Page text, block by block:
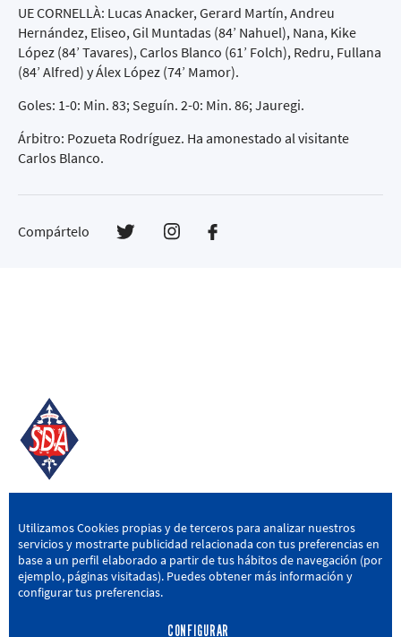
UE CORNELLÀ: Lucas Anacker, Gerard Martín, Andreu
Hernández, Eliseo, Gil Muntadas (84’ Nahuel), Nana, Kike
López (84’ Tavares), Carlos Blanco (61’ Folch), Redru, Fullana
(84’ Alfred) y Álex López (74’ Mamor).
Goles: 1-0: Min. 83; Seguín. 2-0: Min. 86; Jauregi.
Árbitro: Pozueta Rodríguez. Ha amonestado al visitante
Carlos Blanco.
Compártelo
SD AMOREBIETA
San Miguel Kalea, 16, 48340 Amorebieta, Bizkaia
946 604 751 | sda@sdamorebieta.eus
Utilizamos Cookies propias y de terceros para analizar nuestros
servicios y mostrarte publicidad relacionada con tus preferencias en
base a un perfil elaborado a partir de tus hábitos de navegación (por
ejemplo, páginas visitadas). Puedes obtener más información y
configurar tus preferencias.
CONFIGURAR